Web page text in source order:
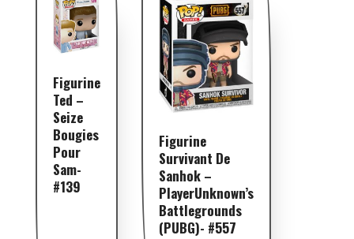
Figurine
Ted –
Seize
Bougies
Pour
Sam-
#139
Figurine
Survivant De
Sanhok –
PlayerUnknown’s
Battlegrounds
(PUBG)- #557